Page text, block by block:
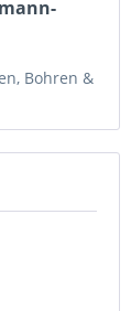
Bohren &